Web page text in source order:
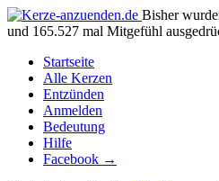
Bisher
und 165.527 mal Mitgefühl
Startseite
Alle Kerzen
Entzünden
Anmelden
Bedeutung
Hilfe
Facebook →